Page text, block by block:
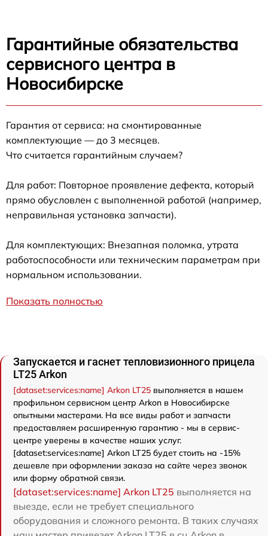
Гарантийные обязательства
сервисного центра в
Новосибирске
Гарантия от сервиса: на смонтированные
комплектующие — до 3 месяцев.
Что считается гарантийным случаем?
Для работ: Повторное проявление дефекта, который
прямо обусловлен с выполненной работой (например,
неправильная установка запчасти).
Для комплектующих: Внезапная поломка, утрата
работоспособности или техническим параметрам при
нормальном использовании.
Показать полностью
Запускается и гаснет тепловизионного прицела
LT25 Arkon
[dataset:services:name] Arkon LT25 выполняется в нашем
профильном сервисном центр Arkon в Новосибирске
опытными мастерами. На все виды работ и запчасти
предоставляем расширенную гарантию - мы в сервис-
центре уверены в качестве наших услуг.
[dataset:services:name] Arkon LT25 будет стоить на -15%
дешевле при оформлении заказа на сайте через звонок
или форму обратной связи.
[dataset:services:name] Arkon LT25 выполняется на
выезде, если не требует специального
оборудования и сложного ремонта. В таких случаях